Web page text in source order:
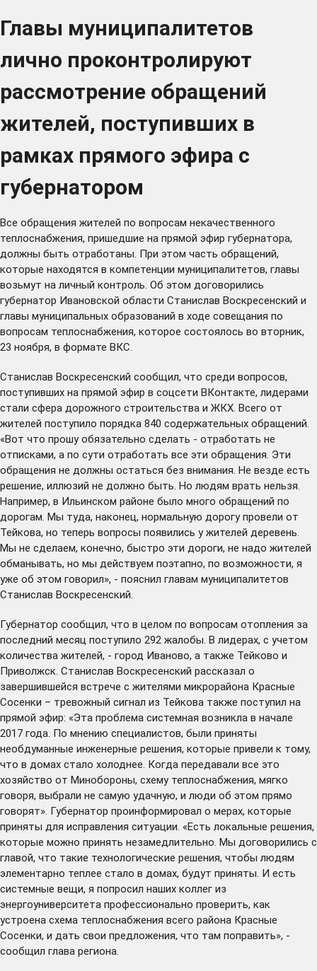
Главы муниципалитетов
лично проконтролируют
рассмотрение обращений
жителей, поступивших в
рамках прямого эфира с
губернатором
Все обращения жителей по вопросам некачественного
теплоснабжения, пришедшие на прямой эфир губернатора,
должны быть отработаны. При этом часть обращений,
которые находятся в компетенции муниципалитетов, главы
возьмут на личный контроль. Об этом договорились
губернатор Ивановской области Станислав Воскресенский и
главы муниципальных образований в ходе совещания по
вопросам теплоснабжения, которое состоялось во вторник,
23 ноября, в формате ВКС.
Станислав Воскресенский сообщил, что среди вопросов,
поступивших на прямой эфир в соцсети ВКонтакте, лидерами
стали сфера дорожного строительства и ЖКХ. Всего от
жителей поступило порядка 840 содержательных обращений.
«Вот что прошу обязательно сделать - отработать не
отписками, а по сути отработать все эти обращения. Эти
обращения не должны остаться без внимания. Не везде есть
решение, иллюзий не должно быть. Но людям врать нельзя.
Например, в Ильинском районе было много обращений по
дорогам. Мы туда, наконец, нормальную дорогу провели от
Тейкова, но теперь вопросы появились у жителей деревень.
Мы не сделаем, конечно, быстро эти дороги, не надо жителей
обманывать, но мы действуем поэтапно, по возможности, я
уже об этом говорил», - пояснил главам муниципалитетов
Станислав Воскресенский.
Губернатор сообщил, что в целом по вопросам отопления за
последний месяц поступило 292 жалобы. В лидерах, с учетом
количества жителей, - город Иваново, а также Тейково и
Приволжск. Станислав Воскресенский рассказал о
завершившейся встрече с жителями микрорайона Красные
Сосенки – тревожный сигнал из Тейкова также поступил на
прямой эфир: «Эта проблема системная возникла в начале
2017 года. По мнению специалистов, были приняты
необдуманные инженерные решения, которые привели к тому,
что в домах стало холоднее. Когда передавали все это
хозяйство от Минобороны, схему теплоснабжения, мягко
говоря, выбрали не самую удачную, и люди об этом прямо
говорят». Губернатор проинформировал о мерах, которые
приняты для исправления ситуации. «Есть локальные решения,
которые можно принять незамедлительно. Мы договорились с
главой, что такие технологические решения, чтобы людям
элементарно теплее стало в домах, будут приняты. И есть
системные вещи, я попросил наших коллег из
энергоуниверситета профессионально проверить, как
устроена схема теплоснабжения всего района Красные
Сосенки, и дать свои предложения, что там поправить», -
сообщил глава региона.